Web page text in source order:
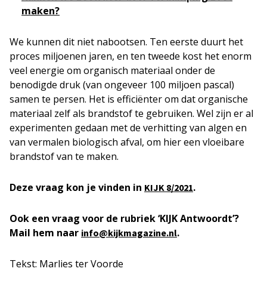
maken?
We kunnen dit niet nabootsen. Ten eerste duurt het
proces miljoenen jaren, en ten tweede kost het enorm
veel energie om organisch materiaal onder de
benodigde druk (van ongeveer 100 miljoen pascal)
samen te persen. Het is efficiënter om dat organische
materiaal zelf als brandstof te gebruiken. Wel zijn er al
experimenten gedaan met de verhitting van algen en
van vermalen biologisch afval, om hier een vloeibare
brandstof van te maken.
Deze vraag kon je vinden in KIJK 8/2021.
Ook een vraag voor de rubriek ‘KIJK Antwoordt’?
Mail hem naar info@kijkmagazine.nl.
Tekst: Marlies ter Voorde